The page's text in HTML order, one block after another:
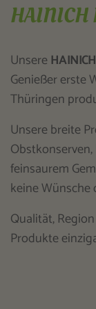
HAINICH
Unsere HAINICH
Genießer erste
Thüringen
Unsere breite
feinsaurem
keine Wünsche
Qualität,
Produkte